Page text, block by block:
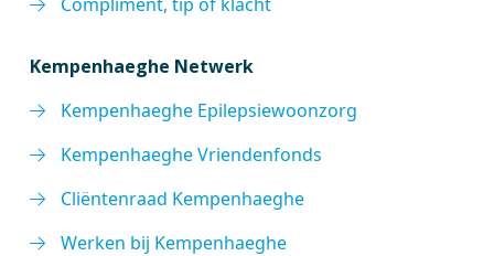
Kempenhaeghe Netwerk
Kempenhaeghe Epilepsiewoonzorg
Kempenhaeghe Vriendenfonds
Cliëntenraad Kempenhaeghe
Werken bij Kempenhaeghe